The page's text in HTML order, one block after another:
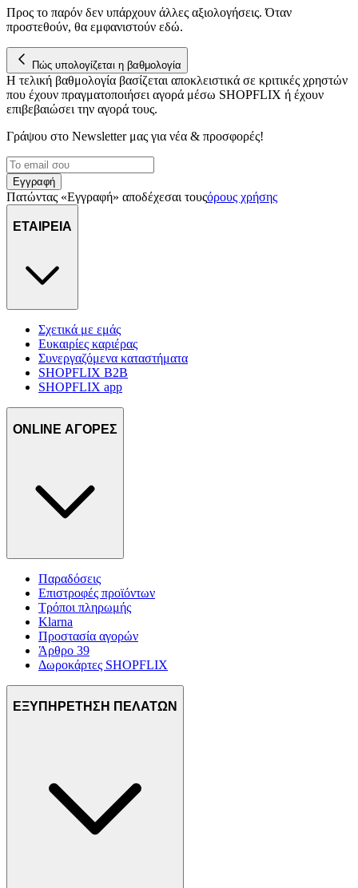
Προς το παρόν δεν υπάρχουν άλλες αξιολογήσεις. Όταν
προστεθούν, θα εμφανιστούν εδώ.
Πώς υπολογίζεται η βαθμολογία
Η τελική βαθμολογία βασίζεται αποκλειστικά σε κριτικές χρηστών
που έχουν πραγματοποιήσει αγορά μέσω SHOPFLIX ή έχουν
επιβεβαιώσει την αγορά τους.
Γράψου στο Νewsletter μας για νέα & προσφορές!
Εγγραφή
Πατώντας «Εγγραφή» αποδέχεσαι τουςόρους χρήσης
ΕΤΑΙΡΕΙΑ
Σχετικά με εμάς
Ευκαιρίες καριέρας
Συνεργαζόμενα καταστήματα
SHOPFLIX B2B
SHOPFLIX app
ONLINE ΑΓΟΡΕΣ
Παραδόσεις
Επιστροφές προϊόντων
Τρόποι πληρωμής
Klarna
Προστασία αγορών
Άρθρο 39
Δωροκάρτες SHOPFLIX
ΕΞΥΠΗΡΕΤΗΣΗ ΠΕΛΑΤΩΝ